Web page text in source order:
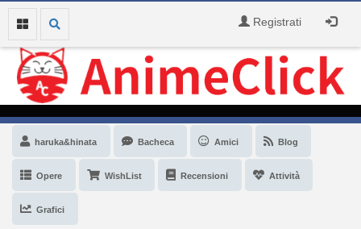
Registrati
haruka&hinata Bacheca Amici Blog
Opere WishList Recensioni Attività
Grafici